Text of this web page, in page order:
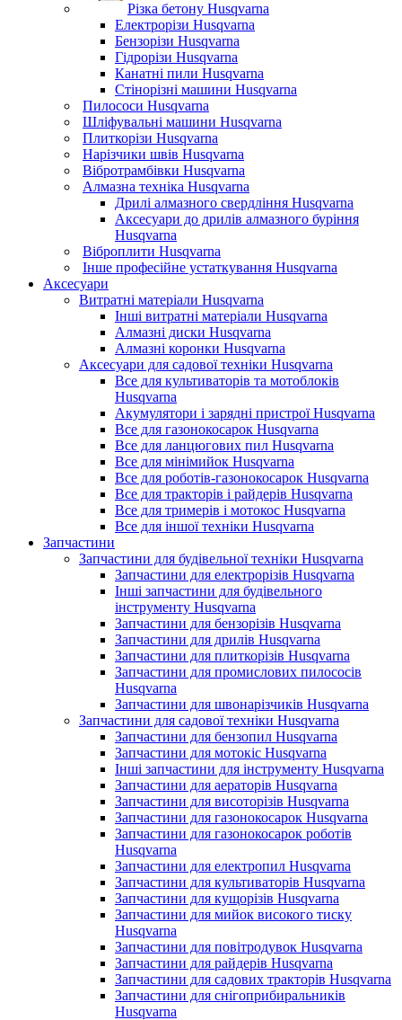
Різка бетону Husqvarna
Електрорізи Husqvarna
Бензорізи Husqvarna
Гідрорізи Husqvarna
Канатні пили Husqvarna
Стінорізні машини Husqvarna
Пилососи Husqvarna
Шліфувальні машини Husqvarna
Плиткорізи Husqvarna
Нарізчики швів Husqvarna
Вібротрамбівки Husqvarna
Алмазна техніка Husqvarna
Дрилі алмазного свердління Husqvarna
Аксесуари до дрилів алмазного буріння
Husqvarna
Віброплити Husqvarna
Інше професійне устаткування Husqvarna
Аксесуари
Витратні матеріали Husqvarna
Інші витратні матеріали Husqvarna
Алмазні диски Husqvarna
Алмазні коронки Husqvarna
Аксесуари для садової техніки Husqvarna
Все для культиваторів та мотоблоків
Husqvarna
Акумулятори і зарядні пристрої Husqvarna
Все для газонокосарок Husqvarna
Все для ланцюгових пил Husqvarna
Все для мінімийок Husqvarna
Все для роботів-газонокосарок Husqvarna
Все для тракторів і райдерів Husqvarna
Все для тримерів і мотокос Husqvarna
Все для іншої техніки Husqvarna
Запчастини
Запчастини для будівельної техніки Husqvarna
Запчастини для електрорізів Husqvarna
Інші запчастини для будівельного
інструменту Husqvarna
Запчастини для бензорізів Husqvarna
Запчастини для дрилів Husqvarna
Запчастини для плиткорізів Husqvarna
Запчастини для промислових пилососів
Husqvarna
Запчастини для швонарізчиків Husqvarna
Запчастини для садової техніки Husqvarna
Запчастини для бензопил Husqvarna
Запчастини для мотокіс Husqvarna
Інші запчастини для інструменту Husqvarna
Запчастини для аераторів Husqvarna
Запчастини для висоторізів Husqvarna
Запчастини для газонокосарок Husqvarna
Запчастини для газонокосарок роботів
Husqvarna
Запчастини для електропил Husqvarna
Запчастини для культиваторів Husqvarna
Запчастини для кущорізів Husqvarna
Запчастини для мийок високого тиску
Husqvarna
Запчастини для повітродувок Husqvarna
Запчастини для райдерів Husqvarna
Запчастини для садових тракторів Husqvarna
Запчастини для снігоприбиральників
Husqvarna